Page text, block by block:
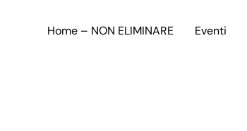
Home – NON ELIMINARE Eventi